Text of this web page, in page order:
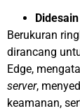
Berukuran
dirancang
Edge,
server,
keamanan,